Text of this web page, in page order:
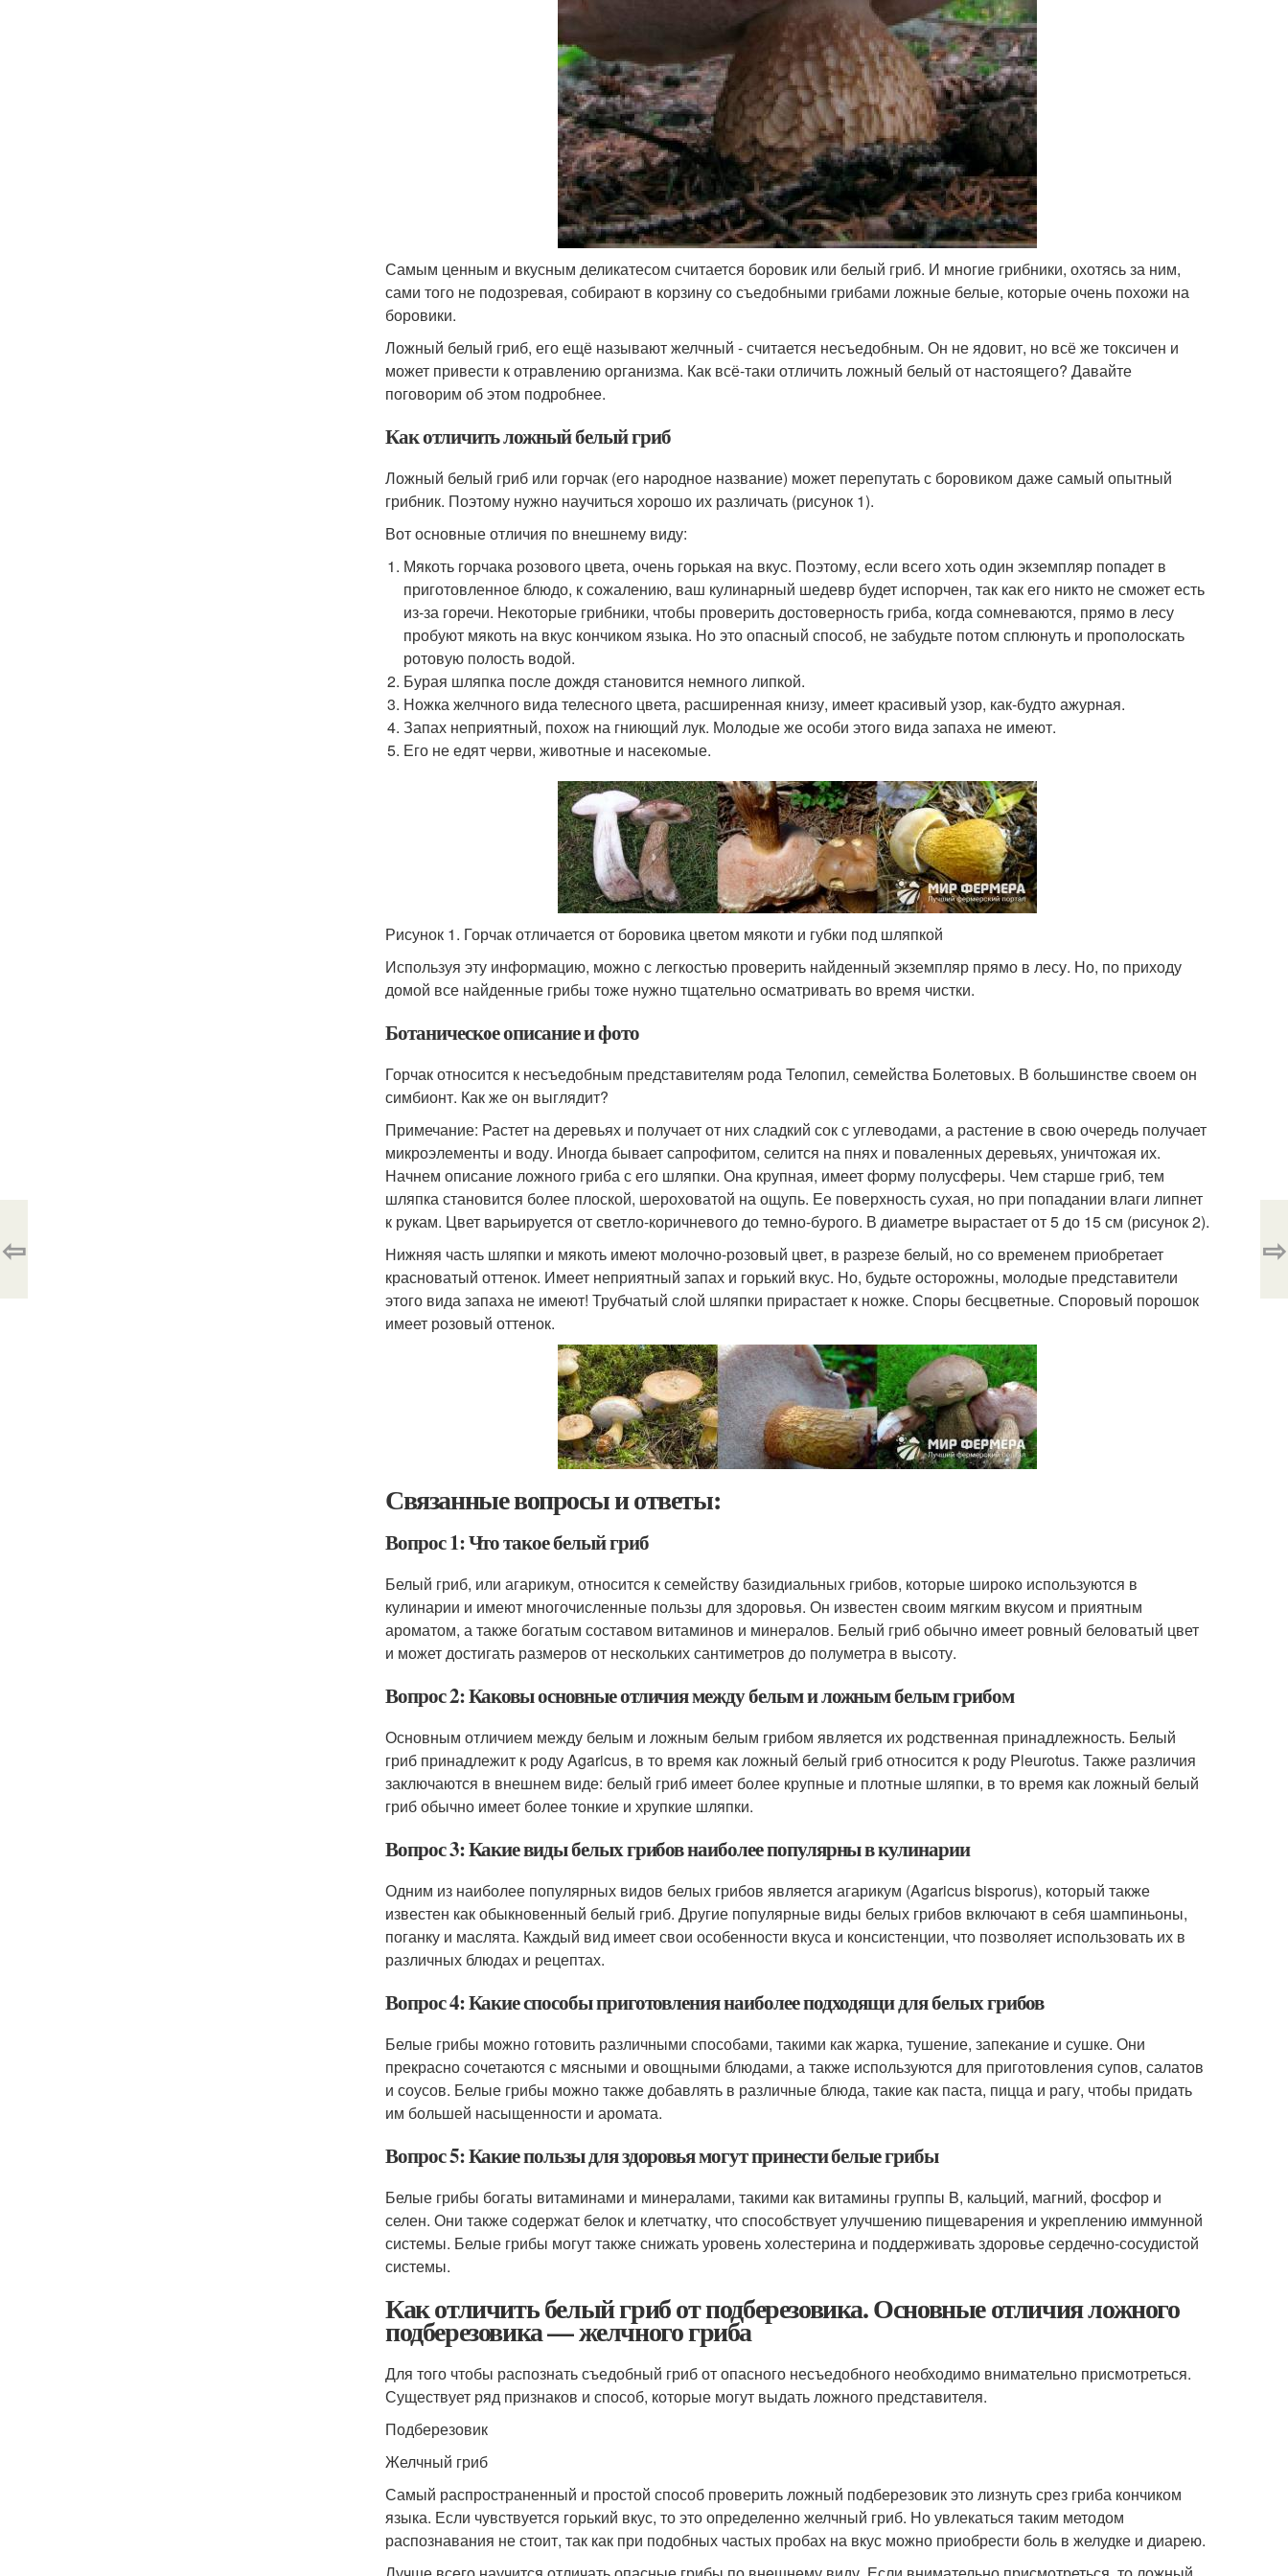
Самым ценным и вкусным деликатесом считается боровик или белый гриб. И многие грибники, охотясь за ним,
сами того не подозревая, собирают в корзину со съедобными грибами ложные белые, которые очень похожи на
боровики.
Ложный белый гриб, его ещё называют желчный - считается несъедобным. Он не ядовит, но всё же токсичен и
может привести к отравлению организма. Как всё-таки отличить ложный белый от настоящего? Давайте
поговорим об этом подробнее.
Как отличить ложный белый гриб
Ложный белый гриб или горчак (его народное название) может перепутать с боровиком даже самый опытный
грибник. Поэтому нужно научиться хорошо их различать (рисунок 1).
Вот основные отличия по внешнему виду:
Мякоть горчака розового цвета, очень горькая на вкус. Поэтому, если всего хоть один экземпляр попадет в
приготовленное блюдо, к сожалению, ваш кулинарный шедевр будет испорчен, так как его никто не сможет есть
из-за горечи. Некоторые грибники, чтобы проверить достоверность гриба, когда сомневаются, прямо в лесу
пробуют мякоть на вкус кончиком языка. Но это опасный способ, не забудьте потом сплюнуть и прополоскать
ротовую полость водой.
Бурая шляпка после дождя становится немного липкой.
Ножка желчного вида телесного цвета, расширенная книзу, имеет красивый узор, как-будто ажурная.
Запах неприятный, похож на гниющий лук. Молодые же особи этого вида запаха не имеют.
Его не едят черви, животные и насекомые.
Рисунок 1. Горчак отличается от боровика цветом мякоти и губки под шляпкой
Используя эту информацию, можно с легкостью проверить найденный экземпляр прямо в лесу. Но, по приходу
домой все найденные грибы тоже нужно тщательно осматривать во время чистки.
Ботаническое описание и фото
Горчак относится к несъедобным представителям рода Телопил, семейства Болетовых. В большинстве своем он
симбионт. Как же он выглядит?
Примечание: Растет на деревьях и получает от них сладкий сок с углеводами, а растение в свою очередь получает
микроэлементы и воду. Иногда бывает сапрофитом, селится на пнях и поваленных деревьях, уничтожая их.
Начнем описание ложного гриба с его шляпки. Она крупная, имеет форму полусферы. Чем старше гриб, тем
шляпка становится более плоской, шероховатой на ощупь. Ее поверхность сухая, но при попадании влаги липнет
к рукам. Цвет варьируется от светло-коричневого до темно-бурого. В диаметре вырастает от 5 до 15 см (рисунок 2).
Нижняя часть шляпки и мякоть имеют молочно-розовый цвет, в разрезе белый, но со временем приобретает
красноватый оттенок. Имеет неприятный запах и горький вкус. Но, будьте осторожны, молодые представители
этого вида запаха не имеют! Трубчатый слой шляпки прирастает к ножке. Споры бесцветные. Споровый порошок
имеет розовый оттенок.
Связанные вопросы и ответы:
Вопрос 1: Что такое белый гриб
Белый гриб, или агарикум, относится к семейству базидиальных грибов, которые широко используются в
кулинарии и имеют многочисленные пользы для здоровья. Он известен своим мягким вкусом и приятным
ароматом, а также богатым составом витаминов и минералов. Белый гриб обычно имеет ровный беловатый цвет
и может достигать размеров от нескольких сантиметров до полуметра в высоту.
Вопрос 2: Каковы основные отличия между белым и ложным белым грибом
Основным отличием между белым и ложным белым грибом является их родственная принадлежность. Белый
гриб принадлежит к роду Agaricus, в то время как ложный белый гриб относится к роду Pleurotus. Также различия
заключаются в внешнем виде: белый гриб имеет более крупные и плотные шляпки, в то время как ложный белый
гриб обычно имеет более тонкие и хрупкие шляпки.
Вопрос 3: Какие виды белых грибов наиболее популярны в кулинарии
Одним из наиболее популярных видов белых грибов является агарикум (Agaricus bisporus), который также
известен как обыкновенный белый гриб. Другие популярные виды белых грибов включают в себя шампиньоны,
поганку и маслята. Каждый вид имеет свои особенности вкуса и консистенции, что позволяет использовать их в
различных блюдах и рецептах.
Вопрос 4: Какие способы приготовления наиболее подходящи для белых грибов
Белые грибы можно готовить различными способами, такими как жарка, тушение, запекание и сушке. Они
прекрасно сочетаются с мясными и овощными блюдами, а также используются для приготовления супов, салатов
и соусов. Белые грибы можно также добавлять в различные блюда, такие как паста, пицца и рагу, чтобы придать
им большей насыщенности и аромата.
Вопрос 5: Какие пользы для здоровья могут принести белые грибы
Белые грибы богаты витаминами и минералами, такими как витамины группы B, кальций, магний, фосфор и
селен. Они также содержат белок и клетчатку, что способствует улучшению пищеварения и укреплению иммунной
системы. Белые грибы могут также снижать уровень холестерина и поддерживать здоровье сердечно-сосудистой
системы.
Как отличить белый гриб от подберезовика. Основные отличия ложного
подберезовика — желчного гриба
Для того чтобы распознать съедобный гриб от опасного несъедобного необходимо внимательно присмотреться.
Существует ряд признаков и способ, которые могут выдать ложного представителя.
Подберезовик
Желчный гриб
Самый распространенный и простой способ проверить ложный подберезовик это лизнуть срез гриба кончиком
языка. Если чувствуется горький вкус, то это определенно желчный гриб. Но увлекаться таким методом
распознавания не стоит, так как при подобных частых пробах на вкус можно приобрести боль в желудке и диарею.
⇦ ⇨